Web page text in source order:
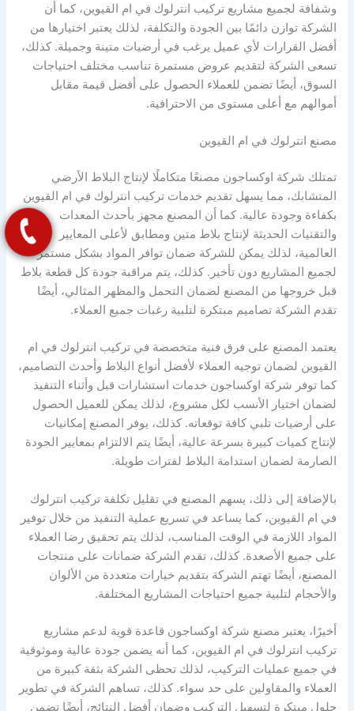
وشفافة لجميع مشاريع تركيب انترلوك في ام القيوين، كما أن
الشركة توازن دائمًا بين الجودة والتكلفة، لذلك يعتبر اختيارها من
أفضل القرارات لأي عميل يرغب في أرضيات متينة وجميلة. كذلك،
تسعى الشركة لتقديم عروض مستمرة تناسب مختلف احتياجات
السوق، أيضًا تضمن للعملاء الحصول على أفضل قيمة مقابل
أموالهم مع أعلى مستوى من الاحترافية.
مصنع انترلوك في ام القيوين
تمتلك شركة اوكساجون مصنعًا متكاملًا لإنتاج البلاط الأرضي
المتشابك، مما يسهل تقديم خدمات تركيب انترلوك في ام القيوين
بكفاءة وجودة عالية. كما أن المصنع مجهز بأحدث المعدات
والتقنيات الحديثة لإنتاج بلاط متين ومطابق لأعلى المعايير
العالمية، لذلك يمكن للشركة ضمان توافر المواد بشكل مستمر
لجميع المشاريع دون تأخير. كذلك، يتم مراقبة جودة كل قطعة بلاط
قبل خروجها من المصنع لضمان التحمل والمظهر المثالي، أيضًا
تقدم الشركة تصاميم مبتكرة لتلبية رغبات جميع العملاء.
يعتمد المصنع على فرق فنية متخصصة في تركيب انترلوك في ام
القيوين لضمان توجيه العملاء لأفضل أنواع البلاط وأحدث التصاميم،
كما توفر شركة اوكساجون خدمات استشارات قبل وأثناء التنفيذ
لضمان اختيار الأنسب لكل مشروع، لذلك يمكن للعميل الحصول
على أرضيات تلبي كافة توقعاته. كذلك، يوفر المصنع إمكانيات
لإنتاج كميات كبيرة بسرعة عالية، أيضًا يتم الالتزام بمعايير الجودة
الصارمة لضمان استدامة البلاط لفترات طويلة.
بالإضافة إلى ذلك، يسهم المصنع في تقليل تكلفة تركيب انترلوك
في ام القيوين، كما يساعد في تسريع عملية التنفيذ من خلال توفير
المواد اللازمة في الوقت المناسب، لذلك يتم تحقيق رضا العملاء
على جميع الأصعدة. كذلك، تقدم الشركة ضمانات على منتجات
المصنع، أيضًا تهتم الشركة بتقديم خيارات متعددة من الألوان
والأحجام لتلبية جميع احتياجات المشاريع المختلفة.
أخيرًا، يعتبر مصنع شركة اوكساجون قاعدة قوية لدعم مشاريع
تركيب انترلوك في ام القيوين، كما أنه يضمن جودة عالية وموثوقية
في جميع عمليات التركيب، لذلك تحظى الشركة بثقة كبيرة من
العملاء والمقاولين على حد سواء. كذلك، تساهم الشركة في تطوير
حلول مبتكرة لتسهيل التركيب وضمان أفضل النتائج، أيضًا تضمن